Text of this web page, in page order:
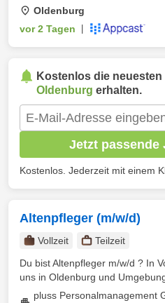
Oldenburg
vor 2 Tagen
Kostenlos die neuesten
Oldenburg erhalten.
Jetzt passende
Kostenlos. Jederzeit mit einem
Altenpfleger (m/w/d)
Vollzeit
Teilzeit
Du bist Altenpfleger m/w/d ? In
uns in Oldenburg und
pluss Personalmanagement